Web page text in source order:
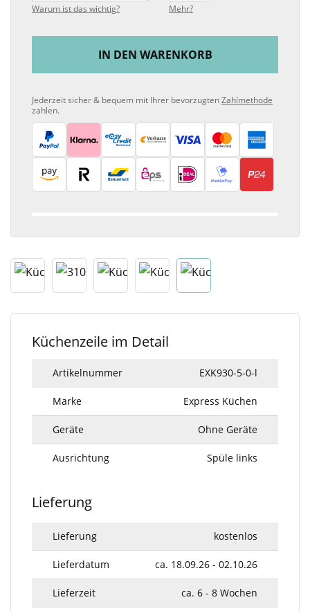
Warum ist das wichtig? Mehr?
IN DEN WARENKORB
Jederzeit sicher & bequem mit Ihrer bevorzugtenZahlmethode
zahlen.
Küchenzeile im Detail
Artikelnummer EXK930-5-0-l
Marke Express Küchen
Geräte Ohne Geräte
Ausrichtung Spüle links
Lieferung
Lieferung kostenlos
Lieferdatum ca. 18.09.26 - 02.10.26
Lieferzeit ca. 6 - 8 Wochen